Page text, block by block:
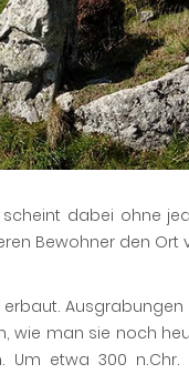
dabei ohne
Bewohner den Ort
wie man sie noch
Um etwa 300